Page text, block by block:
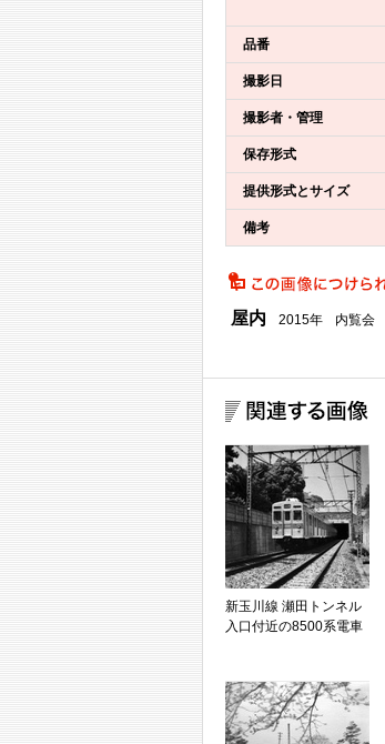
品番
撮影日
撮影者・管理
保存形式
提供形式とサイズ
備考
屋内 2015年 内覧会
新玉川線 瀬田トンネル
入口付近の8500系電車